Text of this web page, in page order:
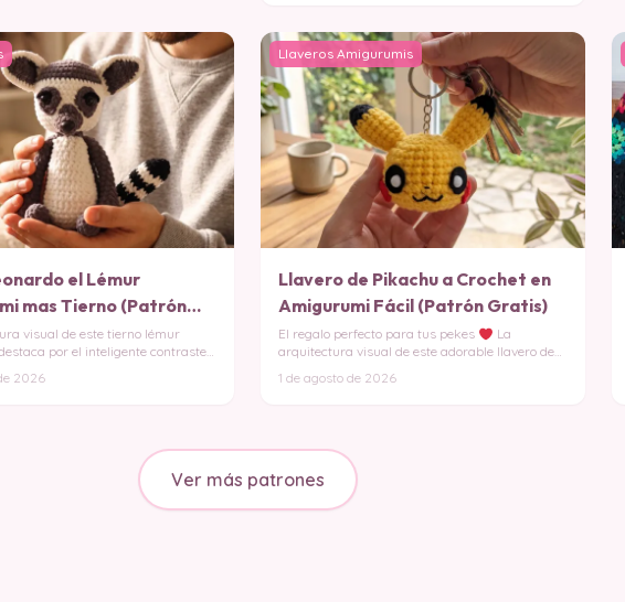
el Lémur
mas Tierno (Patrón
visual de este tierno lémur
por el inteligente contraste
2026
Llaveros Amigurumis
Llavero de Pikachu a Crochet en
Amigurumi Fácil (Patrón Gratis)
El regalo perfecto para tus pekes
La
arquitectura visual de este adorable llavero de
1 de agosto de 2026
Ver más patrones